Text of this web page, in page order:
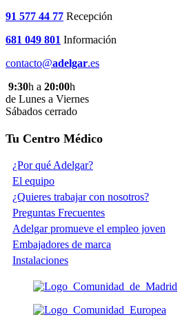
91 577 44 77 Recepción
681 049 801 Información
contacto@adelgar.es
9:30h a 20:00h
de Lunes a Viernes
Sábados cerrado
Tu Centro Médico
¿Por qué Adelgar?
El equipo
¿Quieres trabajar con nosotros?
Preguntas Frecuentes
Adelgar promueve el empleo joven
Embajadores de marca
Instalaciones